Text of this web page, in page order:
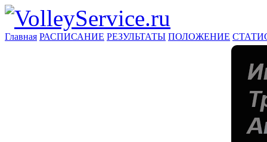
Главная РАСПИСАНИЕ РЕЗУЛЬТАТЫ ПОЛОЖЕНИЕ